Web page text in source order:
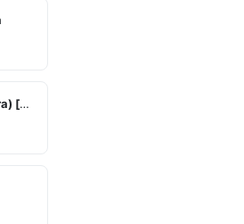
Eu Vim da Bahia (feat. Luiz Meira) [Ao Vivo]